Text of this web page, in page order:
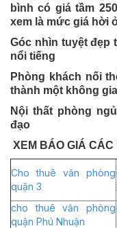
bình có giá tầm
xem là mức giá hời
Góc nhìn tuyệt đẹp
nổi tiếng
Phòng khách nối
thành một không
Nội thất phòng
đạo
XEM BÁO GIÁ CÁC
Cho thuê văn phòng
quận 3
cho thuê văn phòng
quận Phú Nhuận